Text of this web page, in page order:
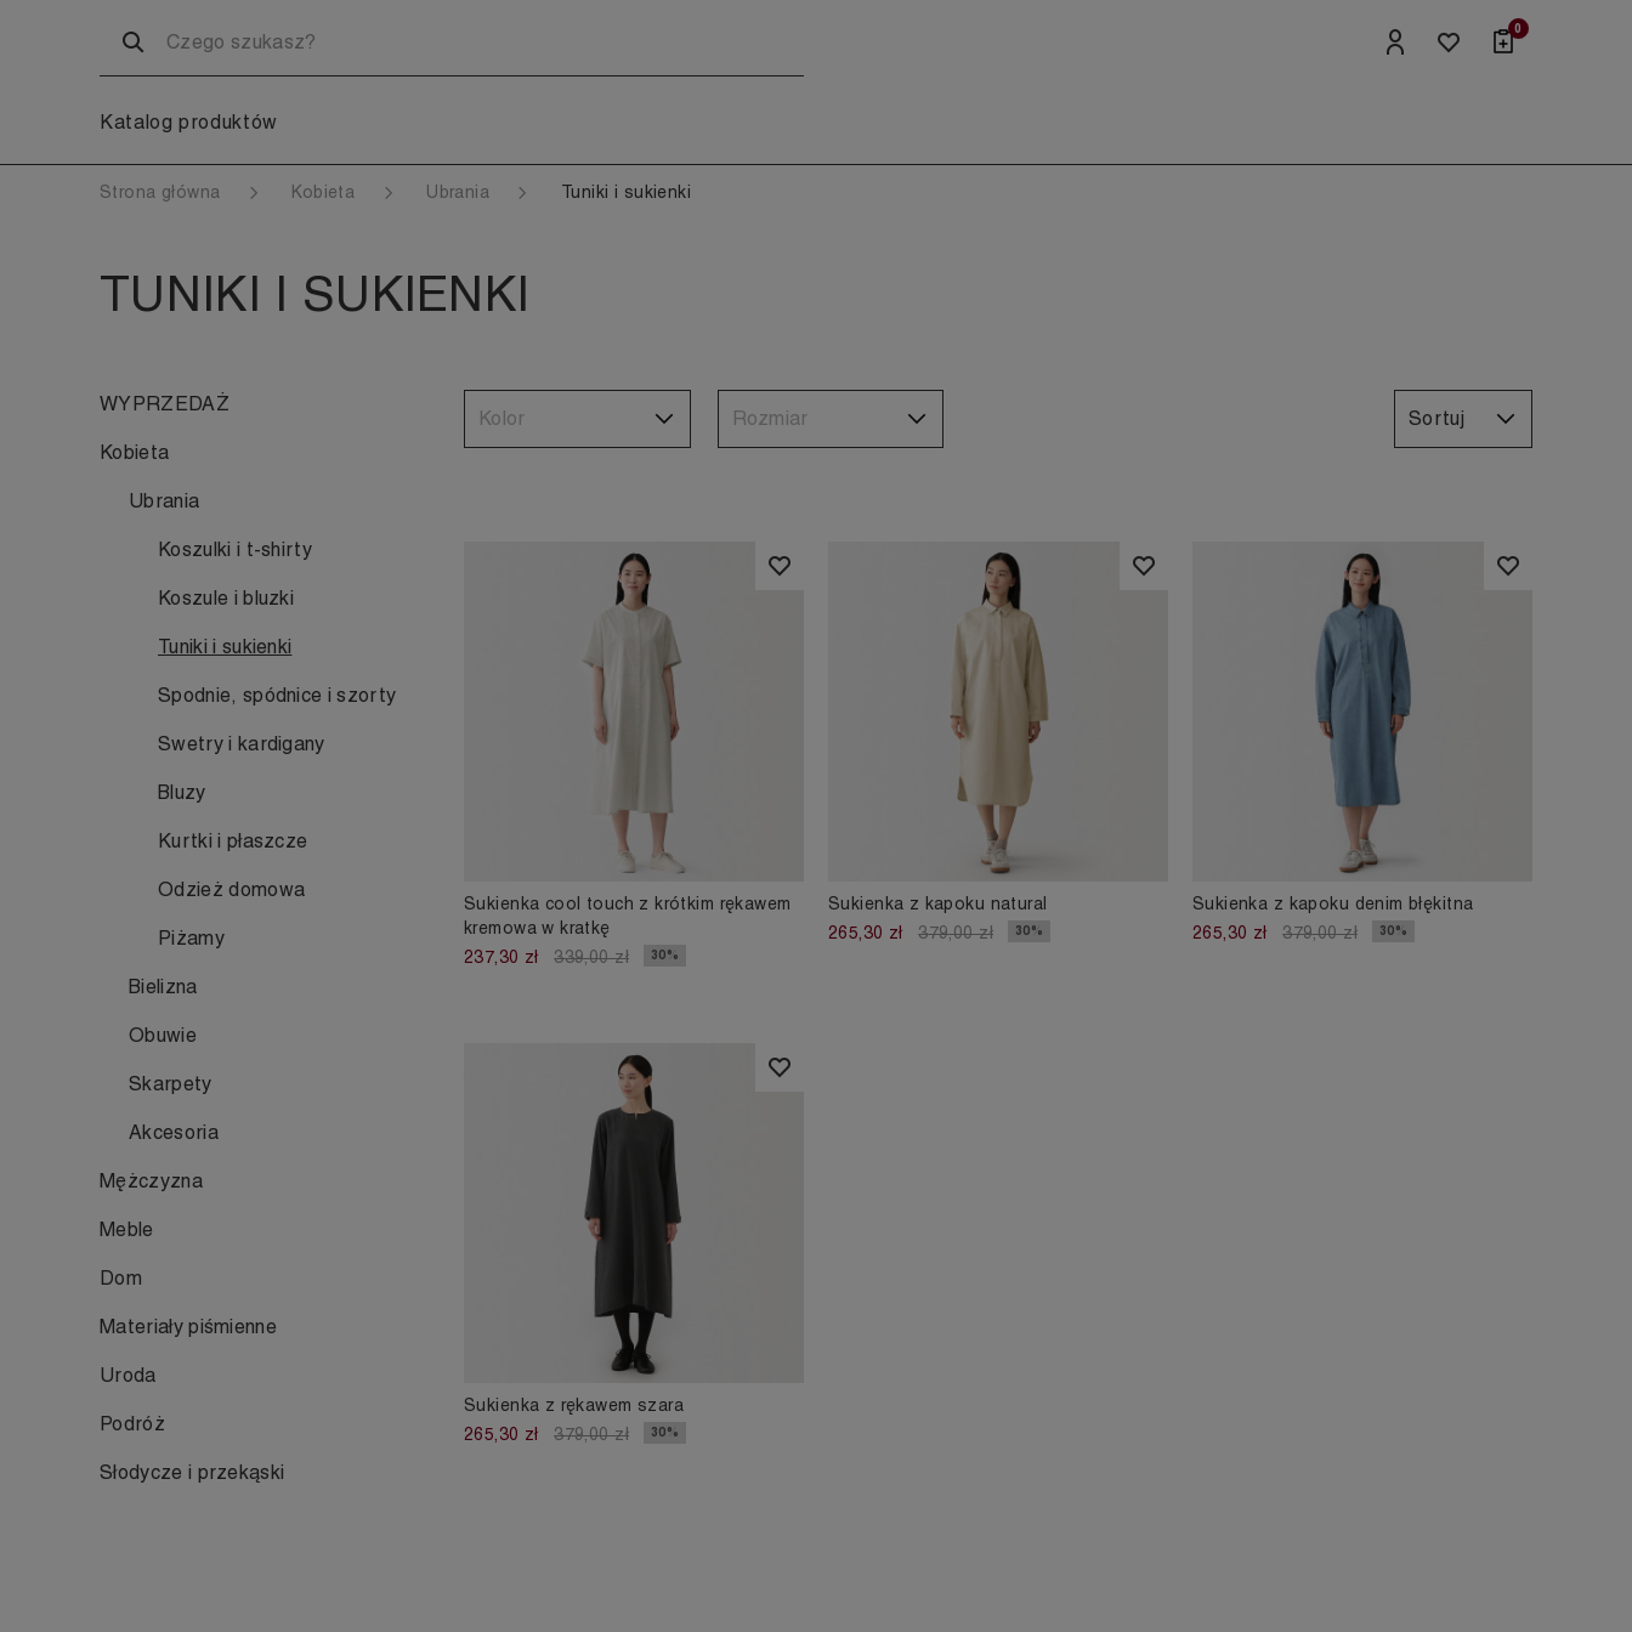
0
Katalog produktów
Strona główna Kobieta Ubrania Tuniki i sukienki
TUNIKI I SUKIENKI
WYPRZEDAŻ
Kobieta
Ubrania
Koszulki i t-shirty
Koszule i bluzki
Tuniki i sukienki
Spodnie, spódnice i szorty
Swetry i kardigany
Bluzy
Kurtki i płaszcze
Odzież domowa
Piżamy
Bielizna
Obuwie
Skarpety
Akcesoria
Mężczyzna
Meble
Dom
Materiały piśmienne
Uroda
Podróż
Słodycze i przekąski
Kolor Rozmiar Sortuj
Sukienka cool touch z krótkim rękawem
kremowa w kratkę
237,30 zł
339,00 zł 30%
Sukienka z kapoku natural
265,30 zł
379,00 zł 30%
Sukienka z kapoku denim błękitna
265,30 zł
379,00 zł 30%
Sukienka z rękawem szara
265,30 zł
379,00 zł 30%